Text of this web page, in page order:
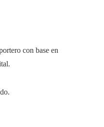
con base en